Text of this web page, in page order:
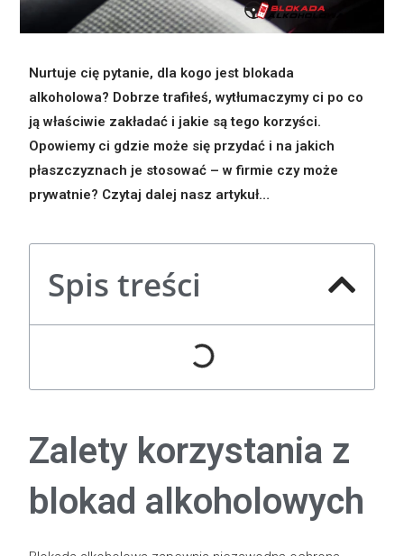
Nurtuje cię pytanie, dla kogo jest blokada
alkoholowa? Dobrze trafiłeś, wytłumaczymy ci po co
ją właściwie zakładać i jakie są tego korzyści.
Opowiemy ci gdzie może się przydać i na jakich
płaszczyznach je stosować – w firmie czy może
prywatnie? Czytaj dalej nasz artykuł…
Spis treści
Zalety korzystania z
blokad alkoholowych